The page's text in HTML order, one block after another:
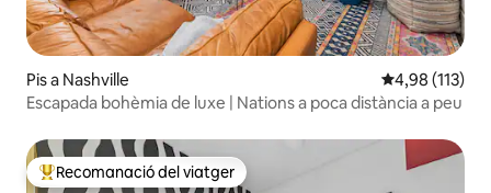
Pis a Nashville 4,98 de
4,98 (113)
Escapada bohèmia de luxe | Nations a poca distància a peu
Principals recomanacions dels viatgers
Recomanació del viatger